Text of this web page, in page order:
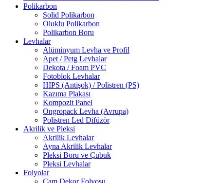
Polikarbon
Solid Polikarbon
Oluklu Polikarbon
Polikarbon Boru
Levhalar
Alüminyum Levha ve Profil
Apet / Petg Levhalar
Dekota / Foam PVC
Fotoblok Levhalar
HIPS (Antişok) / Polistren (PS)
Kazıma Plakası
Kompozit Panel
Ongropack Levha (Avrupa)
Polistren Led Difüzör
Akrilik ve Pleksi
Akrilik Levhalar
Ayna Akrilik Levhalar
Pleksi Boru ve Çubuk
Pleksi Levhalar
Folyolar
Cam Dekor Folyosu